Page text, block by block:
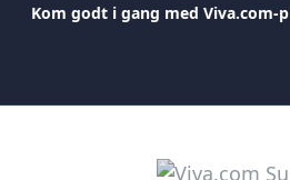
Kom godt i gang med Viva.com-